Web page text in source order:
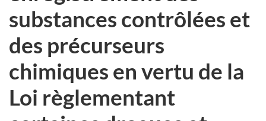
substances contrôlées et
des précurseurs
chimiques en vertu de la
Loi règlementant